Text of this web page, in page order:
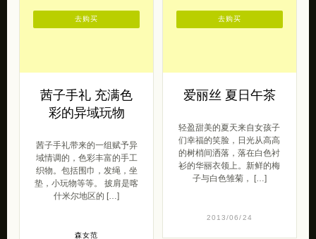
茜子手礼 充满色
彩的异域玩物
茜子手礼带来的一组赋予异
域情调的，色彩丰富的手工
织物。包括围巾，发绳，坐
垫，小玩物等等。 披肩是喀
什米尔地区的 […]
森女范
去购买
爱丽丝 夏日午茶
轻盈甜美的夏天来自女孩子
们幸福的笑脸，日光从高高
的树梢间洒落，落在白色衬
衫的华丽衣领上。新鲜的梅
子与白色雏菊， […]
2013/06/24
去购买